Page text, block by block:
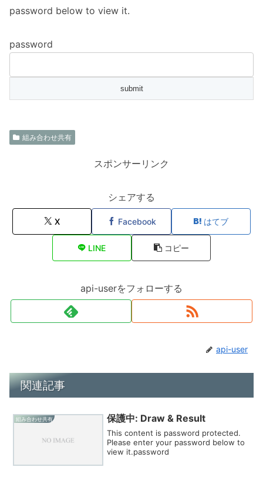
password below to view it.
password
組み合わせ共有
スポンサーリンク
シェアする
X Facebook はてブ
LINE コピー
api-userをフォローする
api-user
関連記事
組み合わせ共有 保護中: Draw & Result
This content is password protected.
Please enter your password below to
view it.password